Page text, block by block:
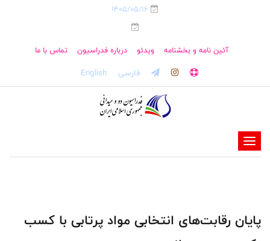
1405/05/16
آئین نامه و بخشنامه ویدئو درباره فدراسیون تماس با ما
فارسی English
-
-
-
پایان رقابت‌های انتخابی مواد پرتابی با کسب